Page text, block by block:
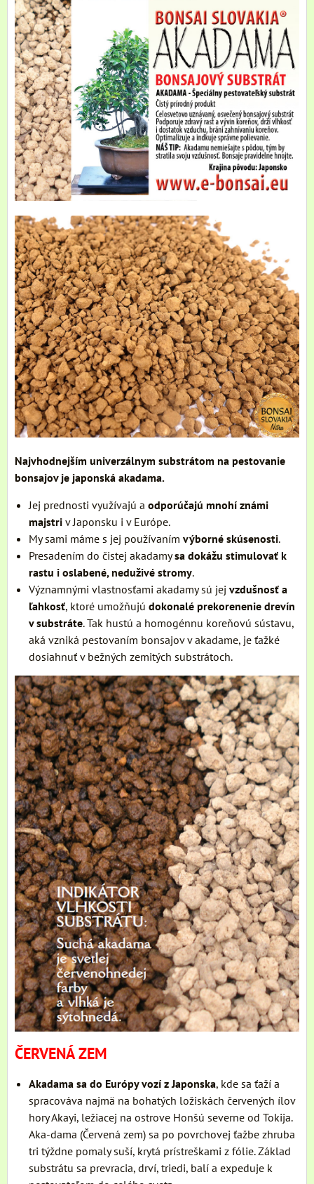
Najvhodnejším univerzálnym substrátom na pestovanie
bonsajov je japonská akadama.
Jej prednosti využívajú a odporúčajú mnohí známi
majstri v Japonsku i v Európe.
My sami máme s jej používaním výborné skúsenosti.
Presadením do čistej akadamysa dokážu stimulovať k
rastu i oslabené, neduživé stromy.
Významnými vlastnosťami akadamy sú jej vzdušnosť a
ľahkosť, ktoré umožňujú dokonalé prekorenenie drevín
v substráte. Tak hustú a homogénnu koreňovú sústavu,
aká vzniká pestovaním bonsajov v akadame, je ťažké
dosiahnuť v bežných zemitých substrátoch.
ČERVENÁ ZEM
Akadama sa do Európy vozí z Japonska, kde sa ťaží a
spracováva najmä na bohatých ložiskách červených ílov
hory Akayi, ležiacej na ostrove Honšú severne od Tokija.
Aka-dama (Červená zem) sa po povrchovej ťažbe zhruba
tri týždne pomaly suší, krytá prístreškami z fólie. Základ
substrátu sa prevracia, drví, triedi, balí a expeduje k